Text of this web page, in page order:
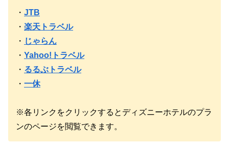
・ JTB
・ 楽天トラベル
・ じゃらん
・ Yahoo!トラベル
・ るるぶトラベル
・ 一休
※各リンクをクリックするとディズニーホテルのプラ
ンのページを閲覧できます。